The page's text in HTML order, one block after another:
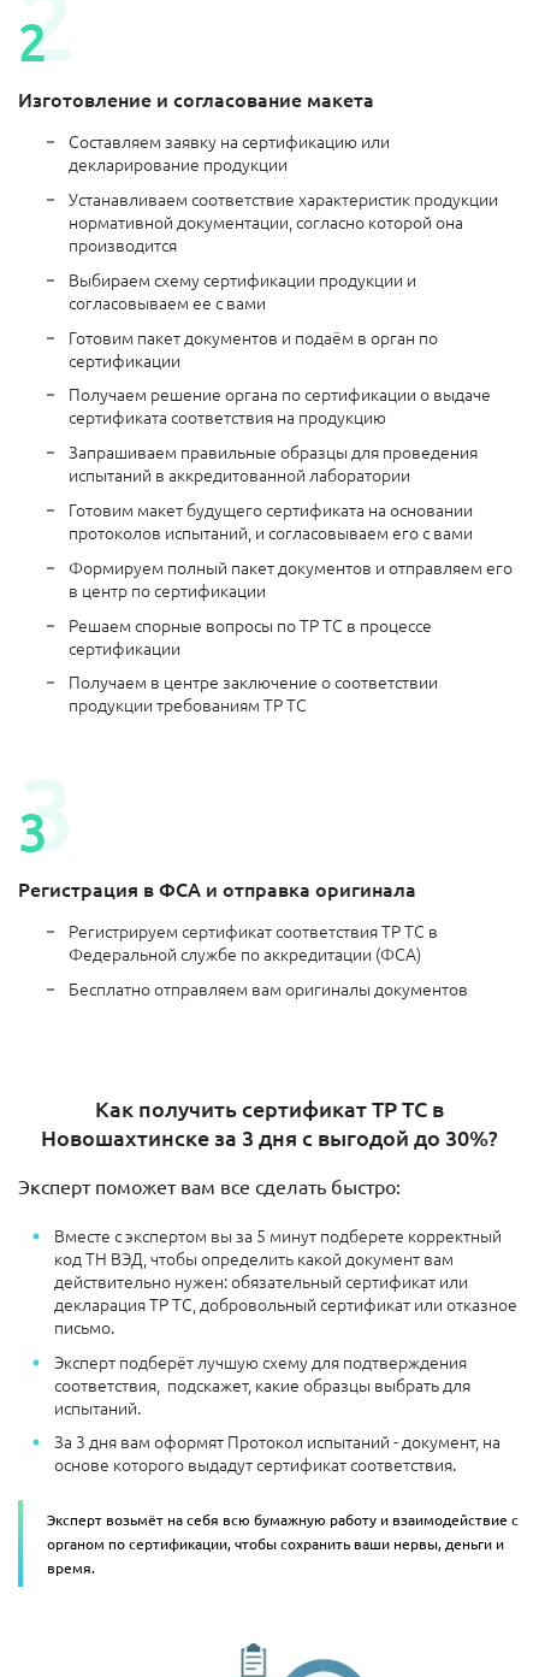
Изготовление и согласование макета
Составляем заявку на сертификацию или
декларирование продукции
Устанавливаем соответствие характеристик продукции
нормативной документации, согласно которой она
производится
Выбираем схему сертификации продукции и
согласовываем ее с вами
Готовим пакет документов и подаём в орган по
сертификации
Получаем решение органа по сертификации о выдаче
сертификата соответствия на продукцию
Запрашиваем правильные образцы для проведения
испытаний в аккредитованной лаборатории
Готовим макет будущего сертификата на основании
протоколов испытаний, и согласовываем его с вами
Формируем полный пакет документов и отправляем его
в центр по сертификации
Решаем спорные вопросы по ТР ТС в процессе
сертификации
Получаем в центре заключение о соответствии
продукции требованиям ТР ТС
Регистрация в ФСА и отправка оригинала
Регистрируем сертификат соответствия ТР ТС в
Федеральной службе по аккредитации (ФСА)
Бесплатно отправляем вам оригиналы документов
Как получить сертификат ТР ТС в
Новошахтинске за 3 дня с выгодой до 30%?
Эксперт поможет вам все сделать быстро:
Вместе с экспертом вы за 5 минут подберете корректный
код ТН ВЭД, чтобы определить какой документ вам
действительно нужен: обязательный сертификат или
декларация ТР ТС, добровольный сертификат или отказное
письмо.
Эксперт подберёт лучшую схему для подтверждения
соответствия, подскажет, какие образцы выбрать для
испытаний.
За 3 дня вам оформят Протокол испытаний - документ, на
основе которого выдадут сертификат соответствия.
Эксперт возьмёт на себя всю бумажную работу и взаимодействие с
органом по сертификации, чтобы сохранить ваши нервы, деньги и
время.